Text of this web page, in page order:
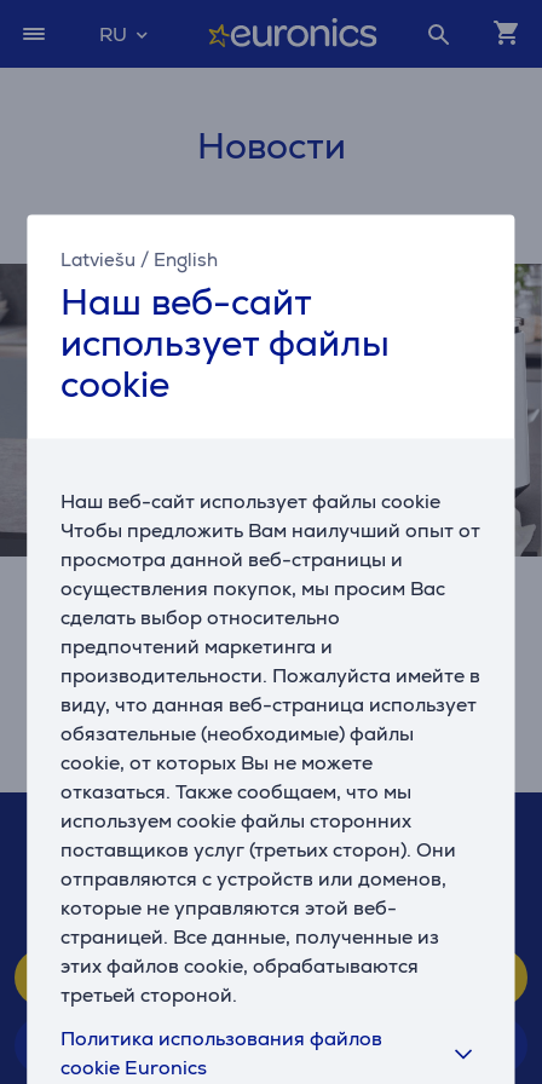
Latviešu / English
Наш веб-сайт
использует файлы
cookie
Наш веб-сайт использует файлы cookie
Чтобы предложить Вам наилучший опыт от
просмотра данной веб-страницы и
осуществления покупок, мы просим Вас
сделать выбор относительно
предпочтений маркетинга и
производительности. Пожалуйста имейте в
виду, что данная веб-страница использует
обязательные (необходимые) файлы
cookie, от которых Вы не можете
отказаться. Также сообщаем, что мы
используем cookie файлы сторонних
поставщиков услуг (третьих сторон). Они
отправляются с устройств или доменов,
которые не управляются этой веб-
страницей. Все данные, полученные из
этих файлов cookie, обрабатываются
третьей стороной.
Политика использования файлов
cookie Euronics
RU
Новости
Лучший аэрогриль – как выбрать
подходящий?
Подробный обзор и рекомендации по выбору
лучшего аэрогриля, а также популярные модели.
Если у Вас возникнут вопросы, обращайтесь к нам!
67 555 888
(Мы отвечаем 10-21, Вс. 10-19)
Центр клиентов
Магазины